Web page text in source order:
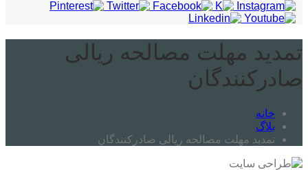
تمدید مهلت مصالحه ریالی
صادرکنندگان
خانه
بلاگ
تمدید مهلت مصالحه ریالی صادرکنندگان